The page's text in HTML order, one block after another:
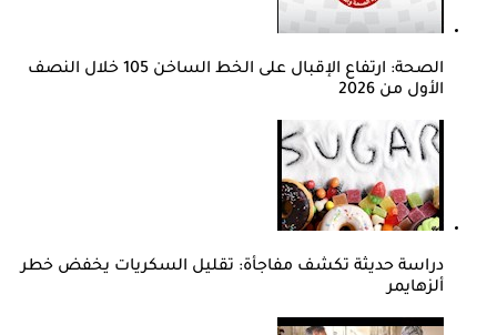
الصحة: ارتفاع الإقبال على الخط الساخن 105 خلال النصف
الأول من 2026
دراسة حديثة تكشف مفاجأة: تقليل السكريات يخفض خطر
ألزهايمر